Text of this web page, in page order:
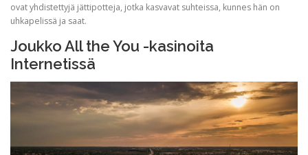
ovat yhdistettyjä jättipotteja, jotka kasvavat suhteissa, kunnes hän on
uhkapelissä ja saat.
Joukko All the You -kasinoita
Internetissä